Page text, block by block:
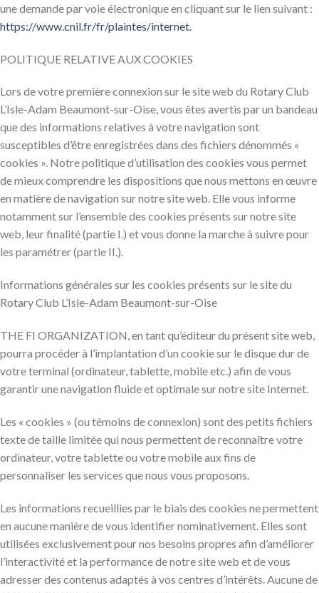
une demande par voie électronique en cliquant sur le lien suivant :
https://www.cnil.fr/fr/plaintes/internet.
POLITIQUE RELATIVE AUX COOKIES
Lors de votre première connexion sur le site web du Rotary Club
L’Isle-Adam Beaumont-sur-Oise, vous êtes avertis par un bandeau
que des informations relatives à votre navigation sont
susceptibles d’être enregistrées dans des fichiers dénommés «
cookies ». Notre politique d’utilisation des cookies vous permet
de mieux comprendre les dispositions que nous mettons en œuvre
en matière de navigation sur notre site web. Elle vous informe
notamment sur l’ensemble des cookies présents sur notre site
web, leur finalité (partie I.) et vous donne la marche à suivre pour
les paramétrer (partie II.).
Informations générales sur les cookies présents sur le site du
Rotary Club L’Isle-Adam Beaumont-sur-Oise
THE FI ORGANIZATION, en tant qu’éditeur du présent site web,
pourra procéder à l’implantation d’un cookie sur le disque dur de
votre terminal (ordinateur, tablette, mobile etc.) afin de vous
garantir une navigation fluide et optimale sur notre site Internet.
Les « cookies » (ou témoins de connexion) sont des petits fichiers
texte de taille limitée qui nous permettent de reconnaître votre
ordinateur, votre tablette ou votre mobile aux fins de
personnaliser les services que nous vous proposons.
Les informations recueillies par le biais des cookies ne permettent
en aucune manière de vous identifier nominativement. Elles sont
utilisées exclusivement pour nos besoins propres afin d’améliorer
l’interactivité et la performance de notre site web et de vous
adresser des contenus adaptés à vos centres d’intérêts. Aucune de